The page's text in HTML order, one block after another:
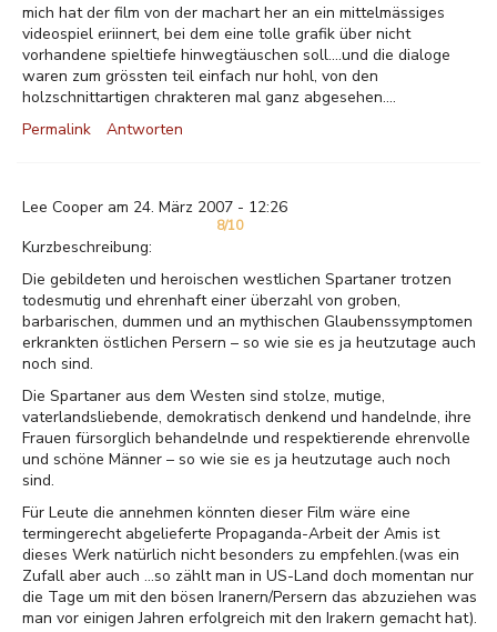
mich hat der film von der machart her an ein mittelmässiges
videospiel eriinnert, bei dem eine tolle grafik über nicht
vorhandene spieltiefe hinwegtäuschen soll....und die dialoge
waren zum grössten teil einfach nur hohl, von den
holzschnittartigen chrakteren mal ganz abgesehen....
Permalink
Antworten
Lee Cooper am 24. März 2007 - 12:26
8/10
Kurzbeschreibung:
Die gebildeten und heroischen westlichen Spartaner trotzen
todesmutig und ehrenhaft einer überzahl von groben,
barbarischen, dummen und an mythischen Glaubenssymptomen
erkrankten östlichen Persern – so wie sie es ja heutzutage auch
noch sind.
Die Spartaner aus dem Westen sind stolze, mutige,
vaterlandsliebende, demokratisch denkend und handelnde, ihre
Frauen fürsorglich behandelnde und respektierende ehrenvolle
und schöne Männer – so wie sie es ja heutzutage auch noch
sind.
Für Leute die annehmen könnten dieser Film wäre eine
termingerecht abgelieferte Propaganda-Arbeit der Amis ist
dieses Werk natürlich nicht besonders zu empfehlen.(was ein
Zufall aber auch ...so zählt man in US-Land doch momentan nur
die Tage um mit den bösen Iranern/Persern das abzuziehen was
man vor einigen Jahren erfolgreich mit den Irakern gemacht hat).